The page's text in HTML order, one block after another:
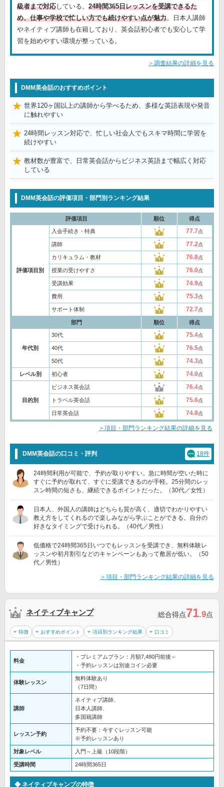
級者まで対応している。 24時間365日レッスンを受講できるた
め、仕事や学校で忙しい方でも続けやすい点が魅力。日本人講師
やネイティブ講師も在籍しており、英会話初心者でも安心して学
習を始めやすい環境が整っている。
＞調査結果の詳細を見る
DMM英会話のおすすめポイント
世界120ヶ国以上の講師から学べるため、多様な英語表現や発音
に触れやすい
24時間レッスン対応で、忙しい社会人でもスキマ時間に学習を
続けやすい
教材数が豊富で、日常英会話からビジネス英語まで幅広く対応
している
DMM英会話の評価項目・部門別ランキング結果
評価項目 順位 得点
評価項目別
入会手続き・特典 77.7点
講師 77.2点
カリキュラム・教材 76.8点
授業の受けやすさ 76.0点
受講効果 74.9点
費用 75.3点
サポート体制 72.7点
部門 順位 得点
年代別
30代 75.4点
40代 76.5点
50代 74.3点
レベル別 初心者 74.0点
目的別
ビジネス英会話 76.4点
トラベル英会話 75.6点
日常英会話 74.8点
＞項目・部門ランキング結果の詳細を見る
DMM英会話の口コミ・評判 18件
24時間利用が可能で、予約が取りやすい。急に時間が空いた時に
すぐに予約が取れて、すぐに受講できるのが手軽。25分間のレッ
スン時間の短さも、継続できるポイントだった。（30代／女性）
日本人、外国人の講師はどちらも質が高く、適切でわかりやすい
教え方をしてくれるので楽しみながら学ぶことができる。自分の
好きなタイミングで受けられる。（40代／男性）
低価格で24時間365日いつでもレッスンを受講でき、無料体験レ
ッスンや初月割引などのキャンペーンもあって敷居が低い。（50
代／男性）
＞項目・部門ランキング結果の詳細を見る
ネイティブキャンプ 総合得点71.9点
特徴 おすすめポイント 項目別ランキング結果 口コミ
料金
・プレミアムプラン：月額7,480円前後～
・予約レッスンは別途コイン必要
体験レッスン
無料体験あり
（7日間）
講師
ネイティブ講師、
日本人講師、
多国籍講師
レッスン予約
予約不要：今すぐレッスン可能
※予約レッスンあり
対象レベル 入門～上級（10段階）
受講時間 24時間365日
ネイティブキャンプの特徴